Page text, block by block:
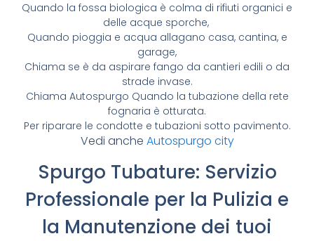
Quando la fossa biologica è colma di rifiuti organici e
delle acque sporche,
Quando pioggia e acqua allagano casa, cantina, e
garage,
Chiama se è da aspirare fango da cantieri edili o da
strade invase.
Chiama Autospurgo Quando la tubazione della rete
fognaria è otturata.
Per riparare le condotte e tubazioni sotto pavimento.
Vedi anche Autospurgo city
Spurgo Tubature: Servizio
Professionale per la Pulizia e
la Manutenzione dei tuoi